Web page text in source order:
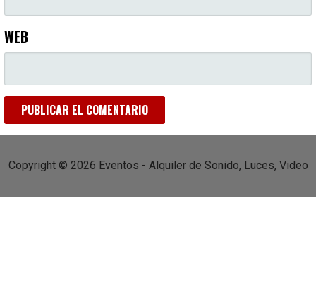
WEB
Copyright © 2026 Eventos - Alquiler de Sonido, Luces, Video